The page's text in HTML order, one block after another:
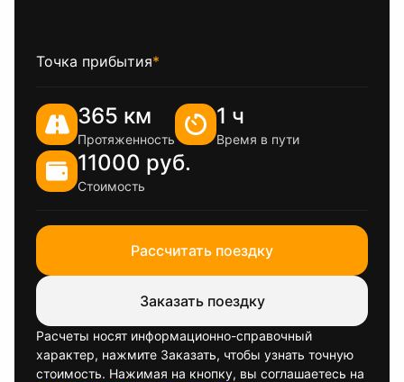
Точка прибытия*
365 км
Протяженность
1 ч
Время в пути
11000 руб.
Стоимость
Рассчитать поездку
Заказать поездку
Расчеты носят информационно-справочный
характер, нажмите Заказать, чтобы узнать точную
стоимость. Нажимая на кнопку, вы соглашаетесь на